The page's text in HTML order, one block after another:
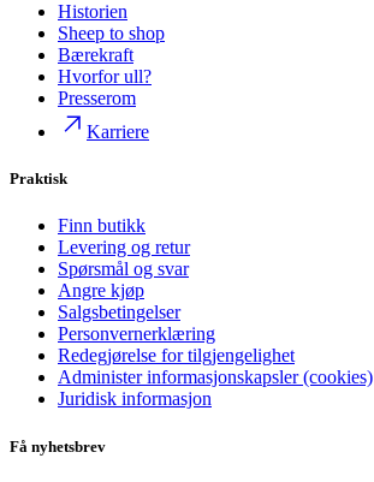
Historien
Sheep to shop
Bærekraft
Hvorfor ull?
Presserom
Karriere
Praktisk
Finn butikk
Levering og retur
Spørsmål og svar
Angre kjøp
Salgsbetingelser
Personvernerklæring
Redegjørelse for tilgjengelighet
Administer informasjonskapsler (cookies)
Juridisk informasjon
Få nyhetsbrev